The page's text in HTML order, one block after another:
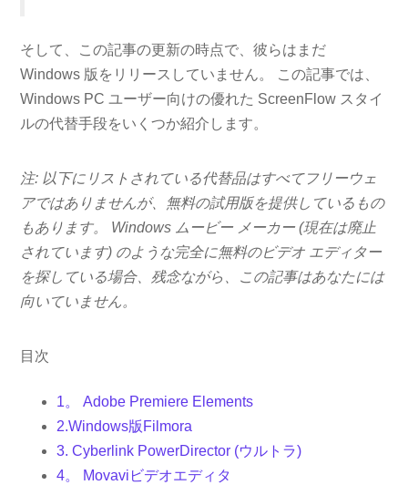
そして、この記事の更新の時点で、彼らはまだ
Windows 版をリリースしていません。 この記事では、
Windows PC ユーザー向けの優れた ScreenFlow スタイ
ルの代替手段をいくつか紹介します。
注: 以下にリストされている代替品はすべてフリーウェ
アではありませんが、無料の試用版を提供しているもの
もあります。 Windows ムービー メーカー (現在は廃止
されています) のような完全に無料のビデオ エディター
を探している場合、残念ながら、この記事はあなたには
向いていません。
目次
1。 Adobe Premiere Elements
2.Windows版Filmora
3. Cyber​​link PowerDirector (ウルトラ)
4。 Movaviビデオエディタ